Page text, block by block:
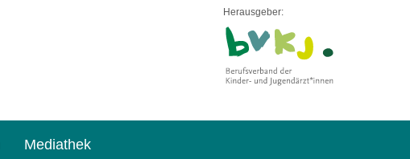
Herausgeber:
Mediathek